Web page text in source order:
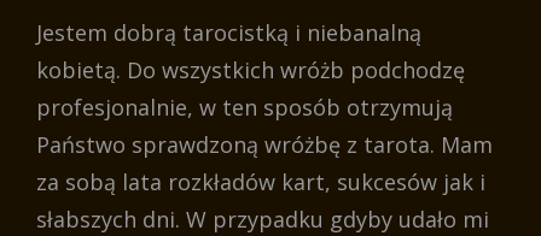
Jestem dobrą tarocistką i niebanalną
kobietą. Do wszystkich wróżb podchodzę
profesjonalnie, w ten sposób otrzymują
Państwo sprawdzoną wróżbę z tarota. Mam
za sobą lata rozkładów kart, sukcesów jak i
słabszych dni. W przypadku gdyby udało mi